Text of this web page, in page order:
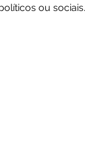
ou sociais.